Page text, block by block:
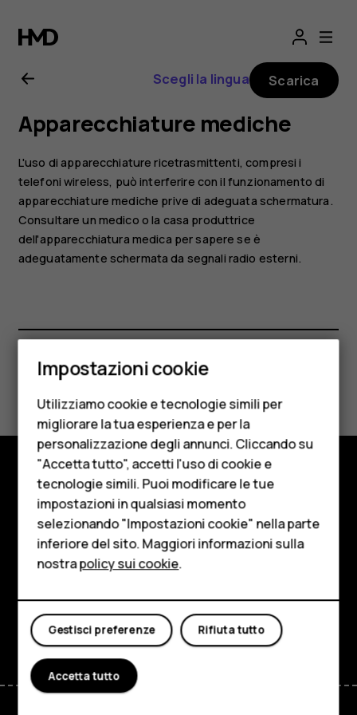
Manuale
d'uso
del
Nokia
3310
3G
Smartphone
Cellulari
Telefoni per anziani
Accessori
HMD Terra M
Per le imprese
Tablet
Negozio
Il mio account
Scegli la lingua Scarica
Apparecchiature mediche
L'uso di apparecchiature ricetrasmittenti, compresi i
telefoni wireless, può interferire con il funzionamento di
apparecchiature mediche prive di adeguata schermatura.
Consultare un medico o la casa produttrice
dell'apparecchiatura medica per sapere se è
adeguatamente schermata da segnali radio esterni.
Ti è stato d'aiuto?
Sì No
Negozio
Informazioni su
Planet and people
FacebookInstagram
TiktokYoutubeLinkedinDiscord
Impostazioni cookie
Utilizziamo cookie e tecnologie simili per
migliorare la tua esperienza e per la
personalizzazione degli annunci. Cliccando su
"Accetta tutto", accetti l'uso di cookie e
tecnologie simili. Puoi modificare le tue
impostazioni in qualsiasi momento
selezionando "Impostazioni cookie" nella parte
inferiore del sito. Maggiori informazioni sulla
nostrapolicy sui cookie.
Rifiuta tutto
Gestisci preferenze
Accetta tutto